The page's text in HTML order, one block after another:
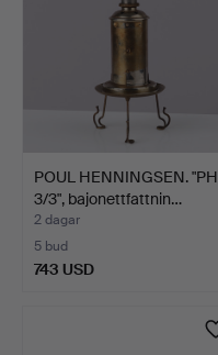
POUL HENNINGSEN. "PH
3/3", bajonettfattnin…
2 dagar
5 bud
743 USD